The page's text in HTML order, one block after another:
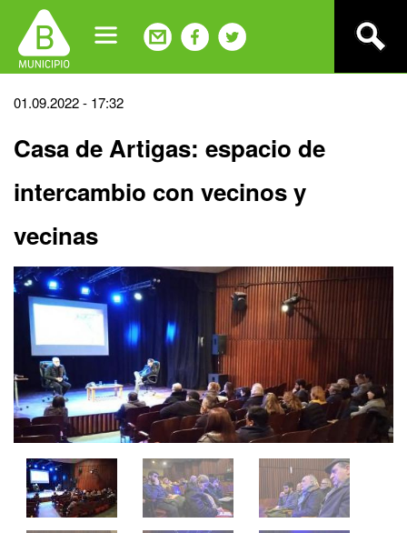
navigation
Back
top
01.09.2022 - 17:32
Casa de Artigas: espacio de
intercambio con vecinos y
vecinas